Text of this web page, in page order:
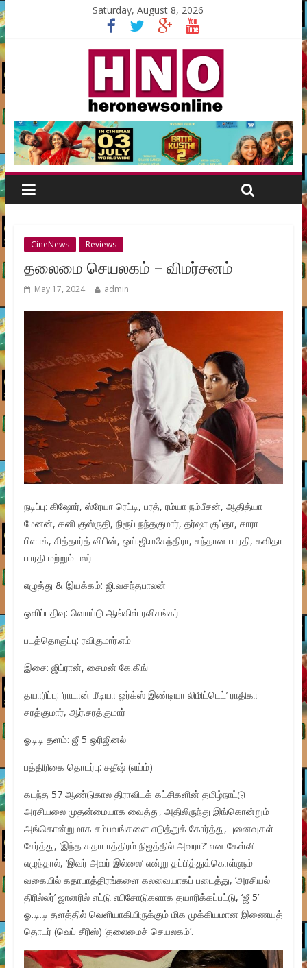
Saturday, August 8, 2026
CineNews Reviews
தலைமை செயலகம் – விமர்சனம்
May 17, 2024 admin
நடிப்பு: கிஷோர், ஸ்ரேயா ரெட்டி, பரத், ரம்யா நம்பீசன், ஆதித்யா
மேனன், கனி குஸ்ருதி, நிரூப் நந்தகுமார், தர்ஷா குப்தா, சாரா
பிளாக், சித்தார்த் விபின், ஒய்.ஜி.மகேந்திரா, சந்தான பாரதி, கவிதா
பாரதி மற்றும் பலர்
எழுத்து & இயக்கம்: ஜி.வசந்தபாலன்
ஒளிப்பதிவு: வொய்டு ஆங்கிள் ரவிசங்கர்
படத்தொகுப்பு: ரவிகுமார்.எம்
இசை: ஜிப்ரான், சைமன் கே.கிங்
தயாரிப்பு: ‘ராடான் மீடியா ஒர்க்ஸ் இண்டியா லிமிட்டெட்’ ராதிகா
சரத்குமார், ஆர்.சரத்குமார்
ஓடிடி தளம்: ஜீ 5 ஒரிஜினல்
பத்திரிகை தொடர்பு: சதீஷ் (எய்ம்)
கடந்த 57 ஆண்டுகால திராவிடக் கட்சிகளின் தமிழ்நாட்டு
அரசியலை முதன்மையாக வைத்து, அதிலிருந்து இங்கொன்றும்
அங்கொன்றுமாக சம்பவங்களை எடுத்துக் கோர்த்து, புனைவுகள்
சேர்த்து, ’இந்த கதாபாத்திரம் நிஜத்தில் அவரா?’ என கேள்வி
எழுந்தால், ‘இவர் அவர் இல்லை’ என்று தப்பித்துக்கொள்ளும்
வகையில் கதாபாத்திரங்களை கலவையாகப் படைத்து, ’அரசியல்
திரில்லர்’ ஜானரில் எட்டு எபிசோடுகளாக தயாரிக்கப்பட்டு, ‘ஜீ 5’
ஓ.டி.டி தளத்தில் வெளியாகியிருக்கும் மிக முக்கியமான இணையத்
தொடர் (வெப் சீரிஸ்) ‘தலைமைச் செயலகம்’.